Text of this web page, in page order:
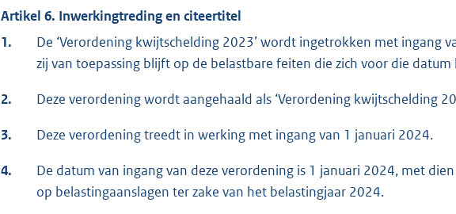
Artikel 6. Inwerkingtreding en citeertitel
1.
De ‘Verordening kwijtschelding 2023’ wordt ingetrokken met ingang
zij van toepassing blijft op de belastbare feiten die zich voor die
2. Deze verordening wordt aangehaald als ‘Verordening kwijtschelding
3. Deze verordening treedt in werking met ingang van 1 januari 2024.
4.
De datum van ingang van deze verordening is 1 januari 2024, met
op belastingaanslagen ter zake van het belastingjaar 2024.